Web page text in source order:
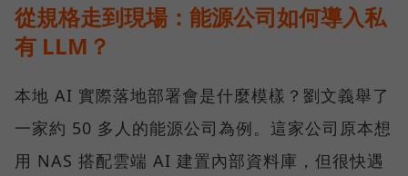
從規格走到現場：能源公司如何導入私
有 LLM？
本地 AI 實際落地部署會是什麼模樣？劉文義舉了
一家約 50 多人的能源公司為例。這家公司原本想
用 NAS 搭配雲端 AI 建置內部資料庫，但很快遇